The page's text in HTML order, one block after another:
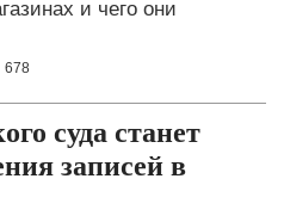
и чего они
678
суда станет
записей в